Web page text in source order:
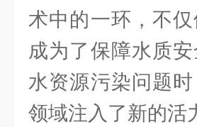
术中的一环，不
成为了保障水质
水资源污染问题
领域注入了新的活